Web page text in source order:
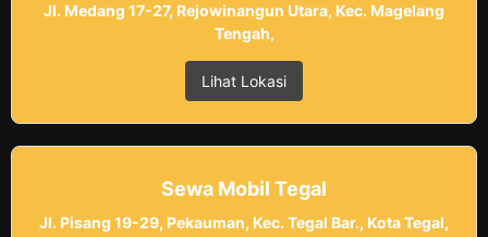
Jl. Medang 17-27, Rejowinangun Utara, Kec. Magelang
Tengah,
Lihat Lokasi
Sewa Mobil Tegal
Jl. Pisang 19-29, Pekauman, Kec. Tegal Bar., Kota Tegal,